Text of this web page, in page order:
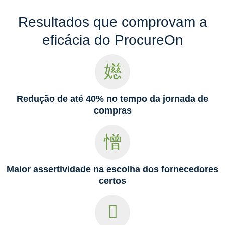
Resultados que comprovam a
eficácia do ProcureOn
Redução de até 40% no tempo da jornada de
compras
Maior assertividade na escolha dos fornecedores
certos